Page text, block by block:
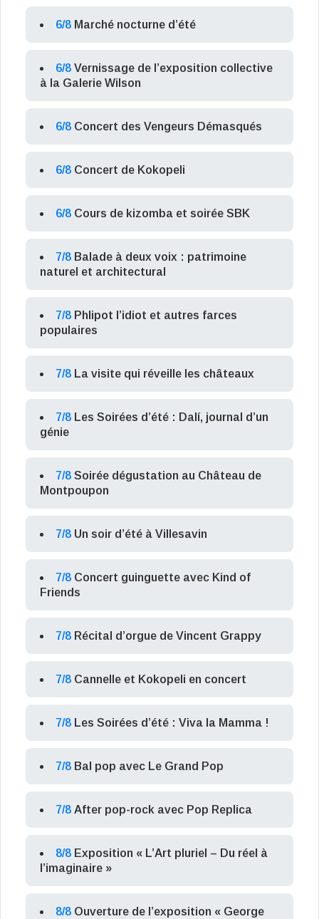
6/8 Marché nocturne d’été
6/8 Vernissage de l’exposition collective
à la Galerie Wilson
6/8 Concert des Vengeurs Démasqués
6/8 Concert de Kokopeli
6/8 Cours de kizomba et soirée SBK
7/8 Balade à deux voix : patrimoine
naturel et architectural
7/8 Phlipot l’idiot et autres farces
populaires
7/8 La visite qui réveille les châteaux
7/8 Les Soirées d’été : Dalí, journal d’un
génie
7/8 Soirée dégustation au Château de
Montpoupon
7/8 Un soir d’été à Villesavin
7/8 Concert guinguette avec Kind of
Friends
7/8 Récital d’orgue de Vincent Grappy
7/8 Cannelle et Kokopeli en concert
7/8 Les Soirées d’été : Viva la Mamma !
7/8 Bal pop avec Le Grand Pop
7/8 After pop-rock avec Pop Replica
8/8 Exposition « L’Art pluriel – Du réel à
l’imaginaire »
8/8 Ouverture de l’exposition « George